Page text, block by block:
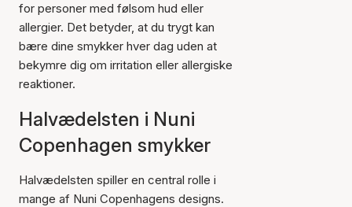
for personer med følsom hud eller
allergier. Det betyder, at du trygt kan
bære dine smykker hver dag uden at
bekymre dig om irritation eller allergiske
reaktioner.
Halvædelsten i Nuni
Copenhagen smykker
Halvædelsten spiller en central rolle i
mange af Nuni Copenhagens designs.